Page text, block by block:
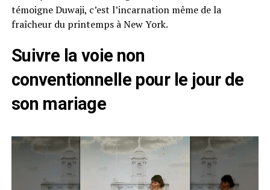
témoigne Duwaji, c’est l’incarnation même de la
fraîcheur du printemps à New York.
Suivre la voie non
conventionnelle pour le jour de
son mariage